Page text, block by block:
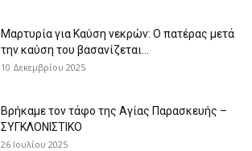
Μαρτυρία για Καύση νεκρών: Ο πατέρας μετά
την καύση του βασανίζεται...
10 Δεκεμβρίου 2025
Βρήκαμε τον τάφο της Αγίας Παρασκευής –
ΣΥΓΚΛΟΝΙΣΤΙΚΟ
26 Ιουλίου 2025